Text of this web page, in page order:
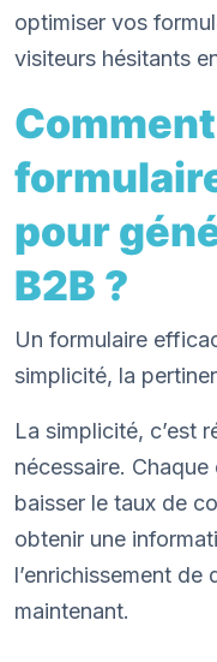
optimiser vos
visiteurs hésitants
pour
B2B ?
Un formulaire
simplicité, la
La simplicité, c’est
nécessaire.
baisser le taux de
obtenir une
l’enrichissement de
maintenant.